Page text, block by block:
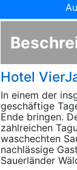
Hotel
In einem der
geschäftige
Ende bringen.
zahlreichen
waschechten
nachlässige
Sauerländer